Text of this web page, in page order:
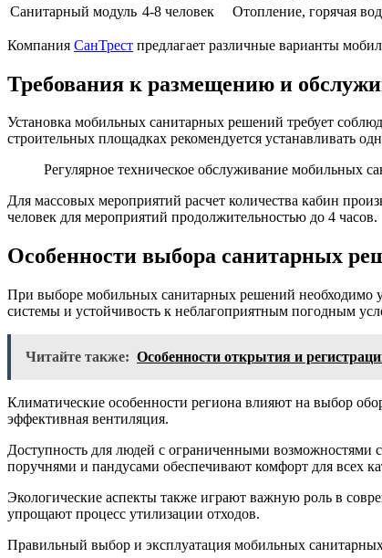
Санитарный модуль 4-8 человек Отопление, горячая
Компания СанТрест предлагает различные варианты
Требования к размещению и
Установка мобильных санитарных решений требует
строительных площадках рекомендуется устанавливать
Регулярное техническое обслуживание мобильных
Для массовых мероприятий расчет количества кабин
человек для мероприятий продолжительностью до 4 часов.
Особенности выбора санитарных
При выборе мобильных санитарных решений необходимо
системы и устойчивость к неблагоприятным погодным
Читайте также: Особенности открытия и
Климатические особенности региона влияют на выбор
эффективная вентиляция.
Доступность для людей с ограниченными возможностями
поручнями и пандусами обеспечивают комфорт для всех
Экологические аспекты также играют важную роль в
упрощают процесс утилизации отходов.
Правильный выбор и эксплуатация мобильных